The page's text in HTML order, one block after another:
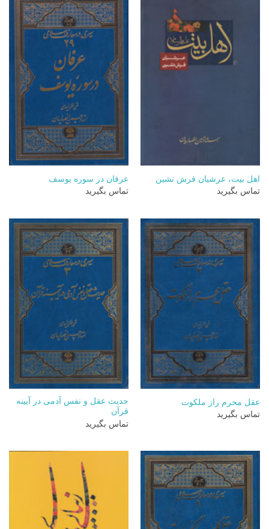
اهل بیت، عرشیان فرش نشین
تماس بگیرید
عرفان در سوره یوسف
تماس بگیرید
عقل محرم راز ملکوت
تماس بگیرید
حدیث عقل و نفس آدمی در آیینه
قرآن
تماس بگیرید